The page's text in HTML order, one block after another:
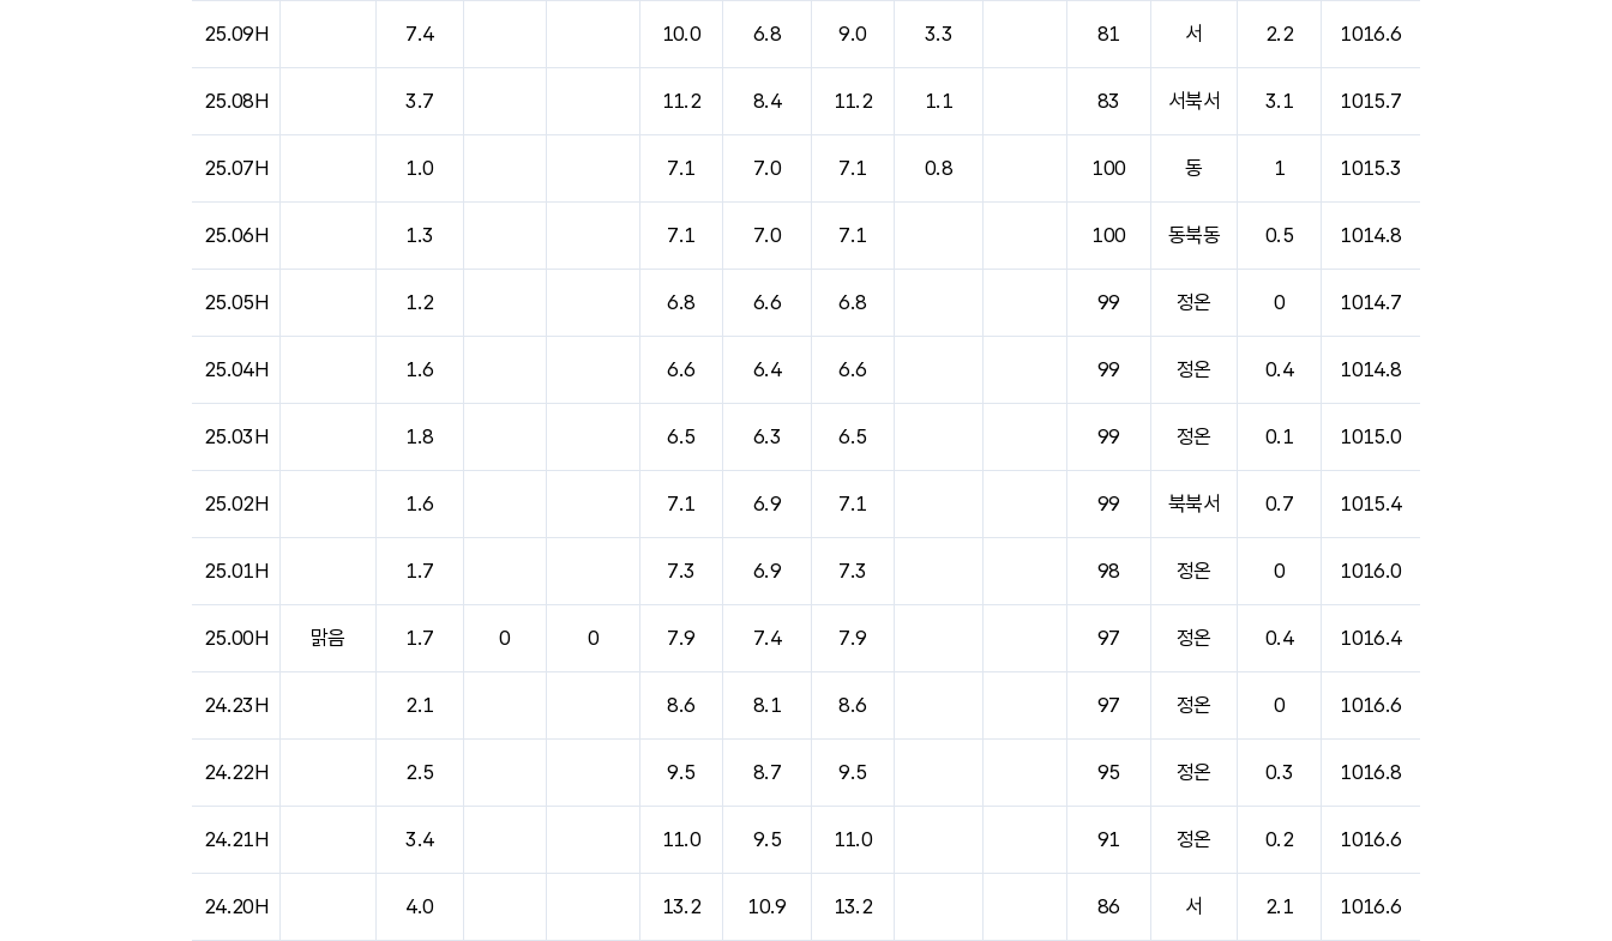
25.09H 7.4 10.0 6.8 9.0 3.3 81 서 2.2 1016.6
25.08H 3.7 11.2 8.4 11.2 1.1 83 서북서 3.1 1015.7
25.07H 1.0 7.1 7.0 7.1 0.8 100 동 1 1015.3
25.06H 1.3 7.1 7.0 7.1 100 동북동 0.5 1014.8
25.05H 1.2 6.8 6.6 6.8 99 정온 0 1014.7
25.04H 1.6 6.6 6.4 6.6 99 정온 0.4 1014.8
25.03H 1.8 6.5 6.3 6.5 99 정온 0.1 1015.0
25.02H 1.6 7.1 6.9 7.1 99 북북서 0.7 1015.4
25.01H 1.7 7.3 6.9 7.3 98 정온 0 1016.0
25.00H 맑음 1.7 0 0 7.9 7.4 7.9 97 정온 0.4 1016.4
24.23H 2.1 8.6 8.1 8.6 97 정온 0 1016.6
24.22H 2.5 9.5 8.7 9.5 95 정온 0.3 1016.8
24.21H 3.4 11.0 9.5 11.0 91 정온 0.2 1016.6
24.20H 4.0 13.2 10.9 13.2 86 서 2.1 1016.6